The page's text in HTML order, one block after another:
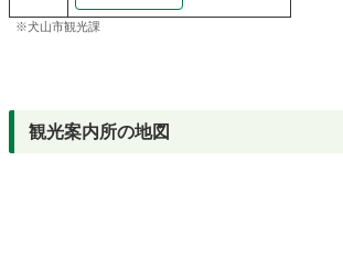
※犬山市観光課
観光案内所の地図